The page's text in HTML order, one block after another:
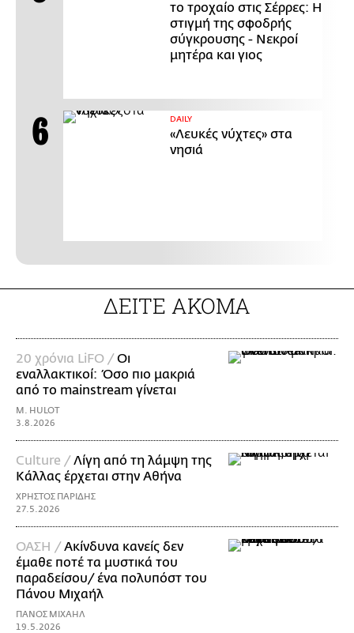
το τροχαίο στις Σέρρες: Η
στιγμή της σφοδρής
σύγκρουσης - Νεκροί
μητέρα και γιος
DAILY
«Λευκές νύχτες» στα
νησιά
ΔΕΙΤΕ ΑΚΟΜΑ
20 χρόνια LiFO /Οι
εναλλακτικοί: Όσο πιο μακριά
από το mainstream γίνεται
M. HULOT
3.8.2026
Culture /Λίγη από τη λάμψη της
Κάλλας έρχεται στην Αθήνα
ΧΡΗΣΤΟΣ ΠΑΡΙΔΗΣ
27.5.2026
ΟΑΣΗ /Ακίνδυνα κανείς δεν
έμαθε ποτέ τα μυστικά του
παραδείσου/ ένα πολυπόστ του
Πάνου Μιχαήλ
ΠΑΝΟΣ ΜΙΧΑΗΛ
19.5.2026